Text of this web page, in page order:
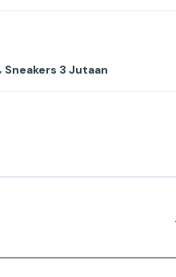
Sneakers 3 Jutaan